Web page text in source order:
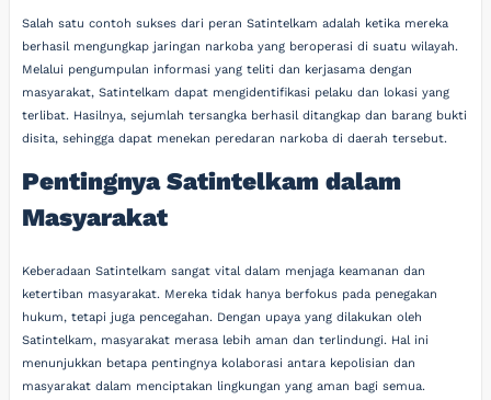
Salah satu contoh sukses dari peran Satintelkam adalah ketika mereka
berhasil mengungkap jaringan narkoba yang beroperasi di suatu wilayah.
Melalui pengumpulan informasi yang teliti dan kerjasama dengan
masyarakat, Satintelkam dapat mengidentifikasi pelaku dan lokasi yang
terlibat. Hasilnya, sejumlah tersangka berhasil ditangkap dan barang bukti
disita, sehingga dapat menekan peredaran narkoba di daerah tersebut.
Pentingnya Satintelkam dalam
Masyarakat
Keberadaan Satintelkam sangat vital dalam menjaga keamanan dan
ketertiban masyarakat. Mereka tidak hanya berfokus pada penegakan
hukum, tetapi juga pencegahan. Dengan upaya yang dilakukan oleh
Satintelkam, masyarakat merasa lebih aman dan terlindungi. Hal ini
menunjukkan betapa pentingnya kolaborasi antara kepolisian dan
masyarakat dalam menciptakan lingkungan yang aman bagi semua.